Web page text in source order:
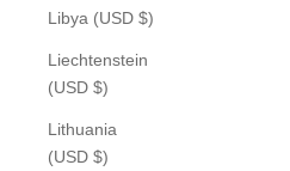
Libya (USD $)
Liechtenstein
(USD $)
Lithuania
(USD $)